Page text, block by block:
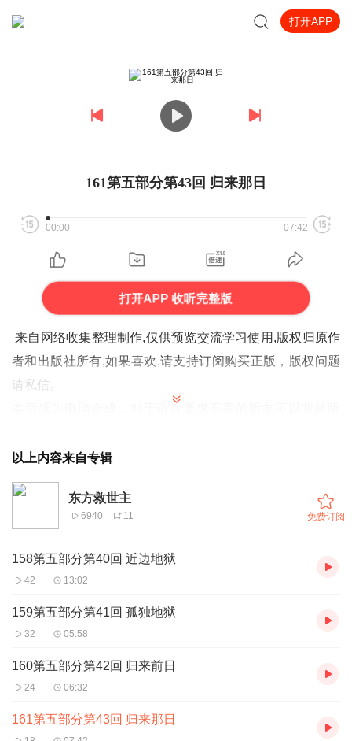
打开APP
161第五部分第43回 归来那日
00:00 07:42
打开APP 收听完整版
来自网络收集整理制作,仅供预览交流学习使用,版权归原作
者和出版社所有,如果喜欢,请支持订阅购买正版，版权问题
请私信。
《东方救世主》三部曲：第一部“爱情曲”《为爱转世》；第
二部“霸王曲”《通霸三界》；第三部“科幻曲”《终极奥
第一部《为爱转世》已经结束，讲述凡间一位东方少年，十
灵魔卷入冥界，却引发了自己前世的身世。前世三笑仙何其
爱人无双。
以上内容来自专辑
东方救世主
6940 11 免费订阅
158第五部分第40回 近边地狱
42 13:02
159第五部分第41回 孤独地狱
32 05:58
160第五部分第42回 归来前日
24 06:32
161第五部分第43回 归来那日